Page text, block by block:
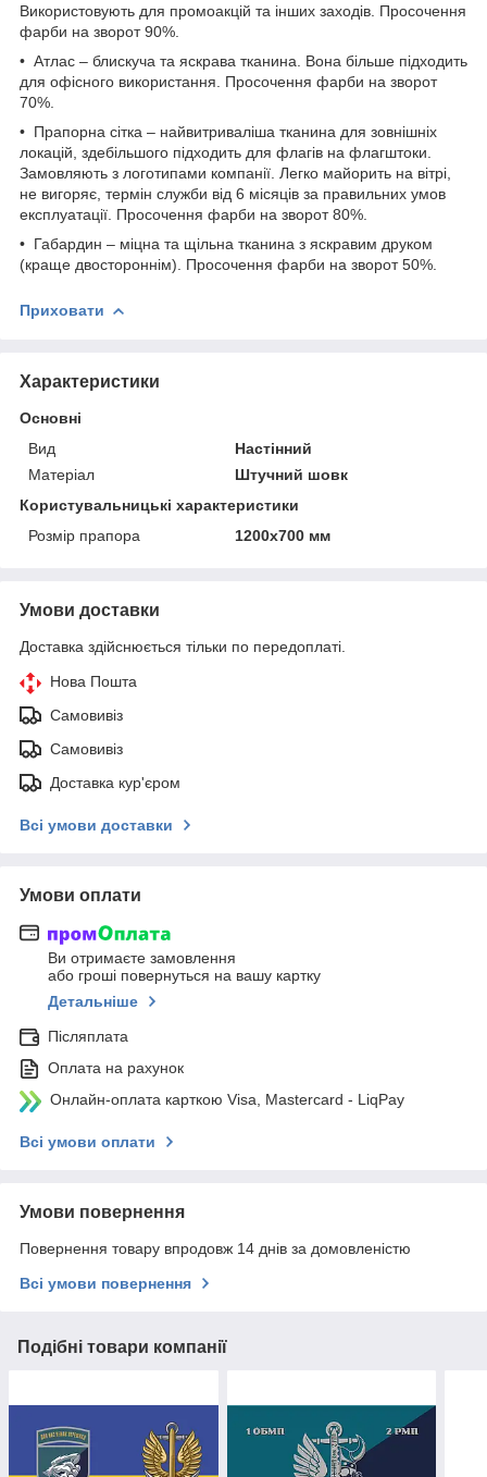
Використовують для промоакцій та інших заходів. Просочення
фарби на зворот 90%.
• Атлас – блискуча та яскрава тканина. Вона більше підходить
для офісного використання. Просочення фарби на зворот
70%.
• Прапорна сітка – найвитриваліша тканина для зовнішніх
локацій, здебільшого підходить для флагів на флагштоки.
Замовляють з логотипами компанії. Легко майорить на вітрі,
не вигоряє, термін служби від 6 місяців за правильних умов
експлуатації. Просочення фарби на зворот 80%.
• Габардин – міцна та щільна тканина з яскравим друком
(краще двостороннім). Просочення фарби на зворот 50%.
Приховати
Характеристики
Основні
Вид
Настінний
Матеріал
Штучний шовк
Користувальницькі характеристики
Розмір прапора
1200х700 мм
Умови доставки
Доставка здійснюється тільки по передоплаті.
Нова Пошта
Самовивіз
Самовивіз
Доставка кур'єром
Всі умови доставки
Умови оплати
Ви отримаєте замовлення
або гроші повернуться на вашу картку
Детальніше
Післяплата
Оплата на рахунок
Онлайн-оплата карткою Visa, Mastercard - LiqPay
Всі умови оплати
Умови повернення
Повернення товару впродовж 14 днів за домовленістю
Всі умови повернення
Подібні товари компанії